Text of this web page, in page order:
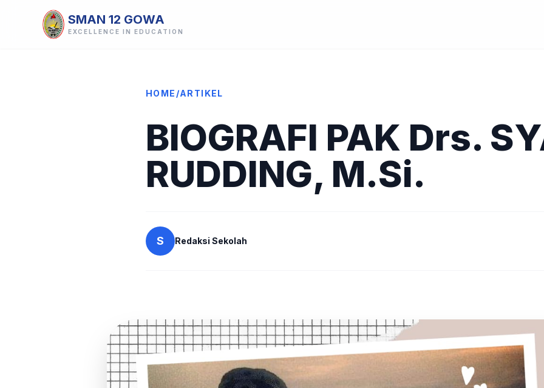
SMAN 12 GOWA
EXCELLENCE IN EDUCATION
HOME /ARTIKEL
BIOGRAFI PAK Drs.
RUDDING, M.Si.
S Redaksi Sekolah